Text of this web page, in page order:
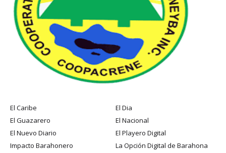
El Caribe
El Dia
El Guazarero
El Nacional
El Nuevo Diario
El Playero Digital
Impacto Barahonero
La Opción Digital de Barahona